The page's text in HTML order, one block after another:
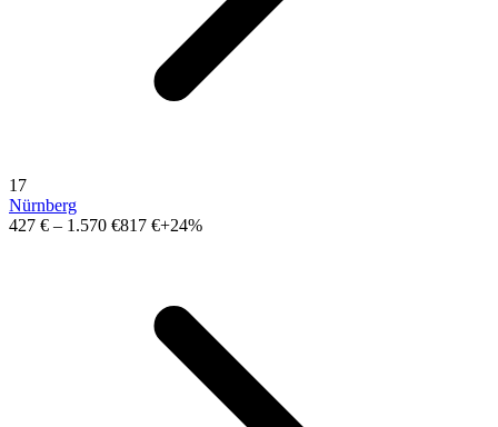
17
Nürnberg
427 € – 1.570 €817 €+24%